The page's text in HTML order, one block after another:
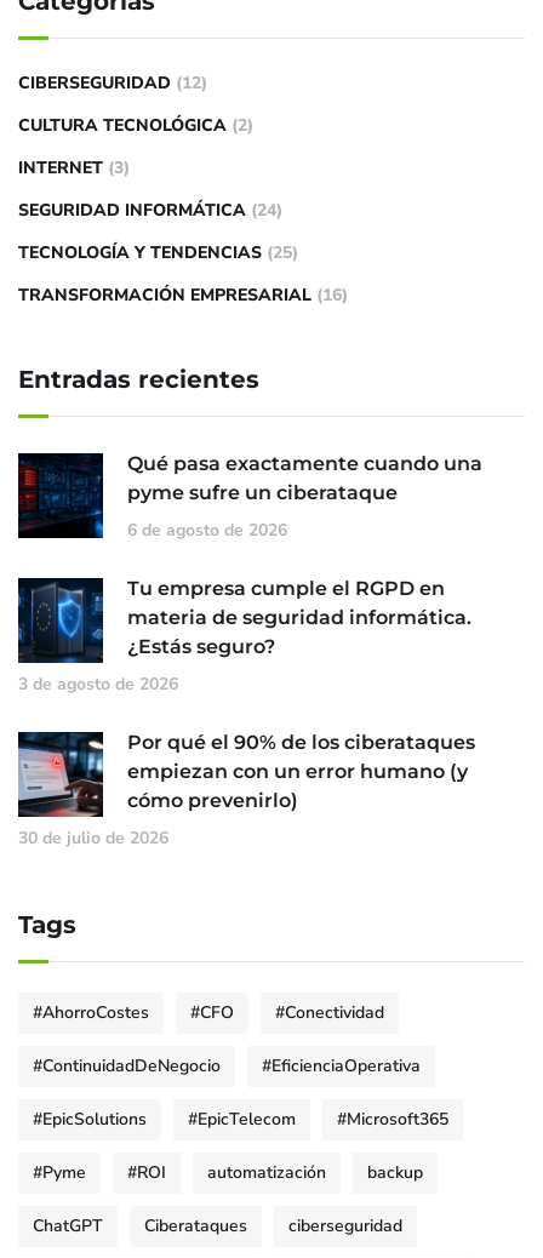
CIBERSEGURIDAD (12)
CULTURA TECNOLÓGICA (2)
INTERNET (3)
SEGURIDAD INFORMÁTICA (24)
TECNOLOGÍA Y TENDENCIAS (25)
TRANSFORMACIÓN EMPRESARIAL (16)
Entradas recientes
Qué pasa exactamente cuando una
pyme sufre un ciberataque
6 de agosto de 2026
Tu empresa cumple el RGPD en
materia de seguridad informática.
¿Estás seguro?
3 de agosto de 2026
Por qué el 90% de los ciberataques
empiezan con un error humano (y
cómo prevenirlo)
30 de julio de 2026
Tags
#AhorroCostes #CFO #Conectividad
#ContinuidadDeNegocio #EficienciaOperativa
#EpicSolutions #EpicTelecom #Microsoft365
#Pyme #ROI automatización backup
ChatGPT Ciberataques ciberseguridad